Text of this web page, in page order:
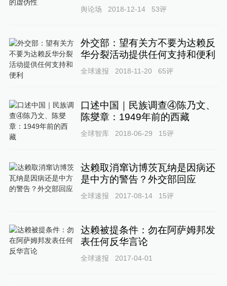
舆论场 2018-12-14 53评
外交部：望有关方不要为达赖反
华分裂活动提供任何支持和便利
全球速报 2018-11-20 65评
口述中国｜民族调查④陈乃文、
陈燮章：1949年前的西藏
全球智库 2018-06-29 15评
达赖取消窜访博茨瓦纳是因病还
是中方的警告？外交部回应
全球速报 2017-08-14 15评
达赖被提条件：勿在阿萨姆邦发
表任何反华言论
全球速报 2017-04-01